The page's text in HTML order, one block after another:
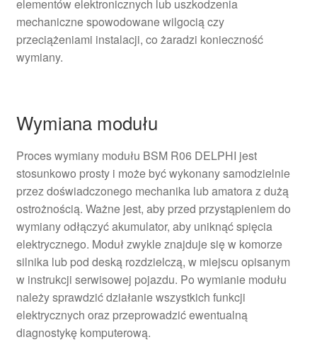
elementów elektronicznych lub uszkodzenia
mechaniczne spowodowane wilgocią czy
przeciążeniami instalacji, co żaradzi konieczność
wymiany.
Wymiana modułu
Proces wymiany modułu BSM R06 DELPHI jest
stosunkowo prosty i może być wykonany samodzielnie
przez doświadczonego mechanika lub amatora z dużą
ostrożnością. Ważne jest, aby przed przystąpieniem do
wymiany odłączyć akumulator, aby uniknąć spięcia
elektrycznego. Moduł zwykle znajduje się w komorze
silnika lub pod deską rozdzielczą, w miejscu opisanym
w instrukcji serwisowej pojazdu. Po wymianie modułu
należy sprawdzić działanie wszystkich funkcji
elektrycznych oraz przeprowadzić ewentualną
diagnostykę komputerową.